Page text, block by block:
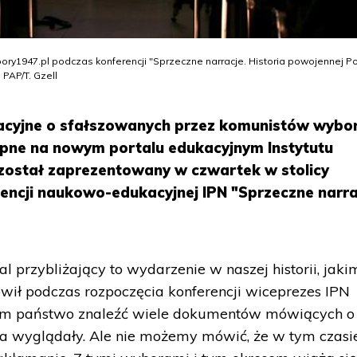
podczas konferencji "Sprzeczne narracje. Historia powojennej
T. Gzell
o sfałszowanych przez komunistów
na nowym portalu edukacyjnym Instytutu
zaprezentowany w czwartek w stolicy
naukowo-edukacyjnej IPN "Sprzeczne
przybliżający to wydarzenie w naszej historii,
podczas rozpoczęcia konferencji wiceprezes IPN
państwo znaleźć wiele dokumentów mówiących
wyglądały. Ale nie możemy mówić, że w tym